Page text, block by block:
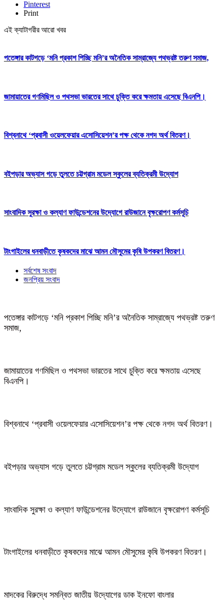
Pinterest
Print
এই ক্যাটাগরীর আরো খবর
পতেঙ্গার কাটগড়ে ‘মনি প্রকাশ পিচ্ছি মনি’র অনৈতিক সাম্রাজ্যে পথভ্রষ্ট তরুণ সমাজ,
জামায়াতের গণমিছিল ও পথসভা ভারতের সাথে চুক্তি করে ক্ষমতায় এসেছে বিএনপি।
বিশ্বনাথে ‘প্রবাসী ওয়েলফেয়ার এসোসিয়েশন’র পক্ষ থেকে নগদ অর্থ বিতরণ।
বইপড়ার অভ্যাস গড়ে তুলতে চট্টগ্রাম মডেল স্কুলের ব্যতিক্রমী উদ্যোগ
সাংবাদিক সুরক্ষা ও কল্যাণ ফাউন্ডেশনের উদ্যোগে রাউজানে বৃক্ষরোপণ কর্মসূচি
টাংগাইলের ধনবাড়ীতে কৃষকদের মাঝে আমন মৌসুমের কৃষি উপকরণ বিতরণ।
সর্বশেষ সংবাদ
জনপ্রিয় সংবাদ
পতেঙ্গার কাটগড়ে ‘মনি প্রকাশ পিচ্ছি মনি’র অনৈতিক সাম্রাজ্যে পথভ্রষ্ট তরুণ
সমাজ,
জামায়াতের গণমিছিল ও পথসভা ভারতের সাথে চুক্তি করে ক্ষমতায় এসেছে
বিএনপি।
বিশ্বনাথে ‘প্রবাসী ওয়েলফেয়ার এসোসিয়েশন’র পক্ষ থেকে নগদ অর্থ বিতরণ।
বইপড়ার অভ্যাস গড়ে তুলতে চট্টগ্রাম মডেল স্কুলের ব্যতিক্রমী উদ্যোগ
সাংবাদিক সুরক্ষা ও কল্যাণ ফাউন্ডেশনের উদ্যোগে রাউজানে বৃক্ষরোপণ কর্মসূচি
টাংগাইলের ধনবাড়ীতে কৃষকদের মাঝে আমন মৌসুমের কৃষি উপকরণ বিতরণ।
মাদকের বিরুদ্ধে সমন্বিত জাতীয় উদ্যোগের ডাক ইনফো বাংলার